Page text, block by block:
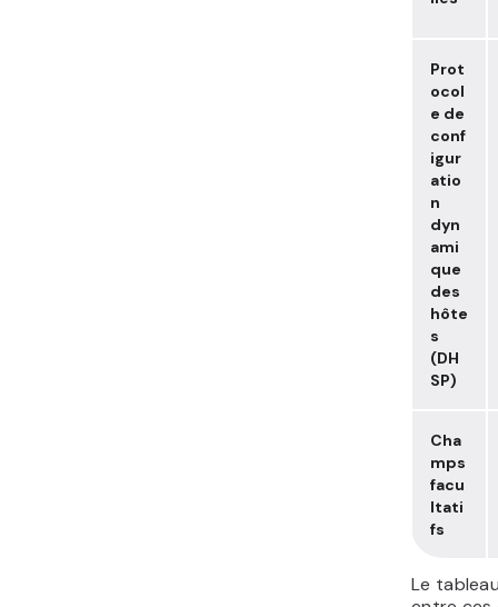
Prot
ocol
e de
conf
igur
atio
n
dyn
ami
que
des
hôte
s
(DH
SP)
Cha
mps
facu
ltati
fs
Le